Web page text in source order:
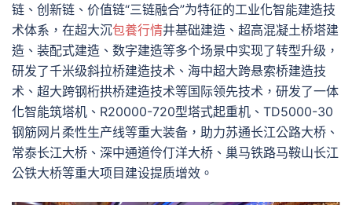
链、创新链、价值链“三链融合”为特征的工业化智能建造技
术体系，在超大沉包養行情井基础建造、超高混凝土桥塔建
造、装配式建造、数字建造等多个场景中实现了转型升级，
研发了千米级斜拉桥建造技术、海中超大跨悬索桥建造技
术、超大跨钢桁拱桥建造技术等国际领先技术，研发了一体
化智能筑塔机、R20000-720型塔式起重机、TD5000-30
钢筋网片柔性生产线等重大装备，助力苏通长江公路大桥、
常泰长江大桥、深中通道伶仃洋大桥、巢马铁路马鞍山长江
公铁大桥等重大项目建设提质增效。